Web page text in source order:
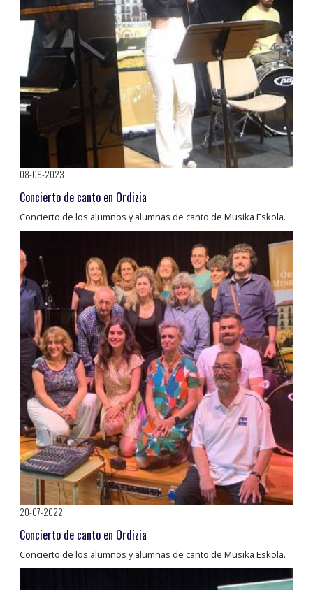
08-09-2023
Concierto de canto en Ordizia
Concierto de los alumnos y alumnas de canto de Musika Eskola.
20-07-2022
Concierto de canto en Ordizia
Concierto de los alumnos y alumnas de canto de Musika Eskola.